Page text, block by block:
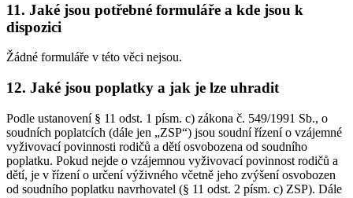
11. Jaké jsou potřebné formuláře a kde jsou k
dispozici
Žádné formuláře v této věci nejsou.
12. Jaké jsou poplatky a jak je lze uhradit
Podle ustanovení § 11 odst. 1 písm. c) zákona č. 549/1991 Sb., o
soudních poplatcích (dále jen „ZSP“) jsou soudní řízení o vzájemné
vyživovací povinnosti rodičů a dětí osvobozena od soudního
poplatku. Pokud nejde o vzájemnou vyživovací povinnost rodičů a
dětí, je v řízení o určení výživného včetně jeho zvýšení osvobozen
od soudního poplatku navrhovatel (§ 11 odst. 2 písm. c) ZSP). Dále